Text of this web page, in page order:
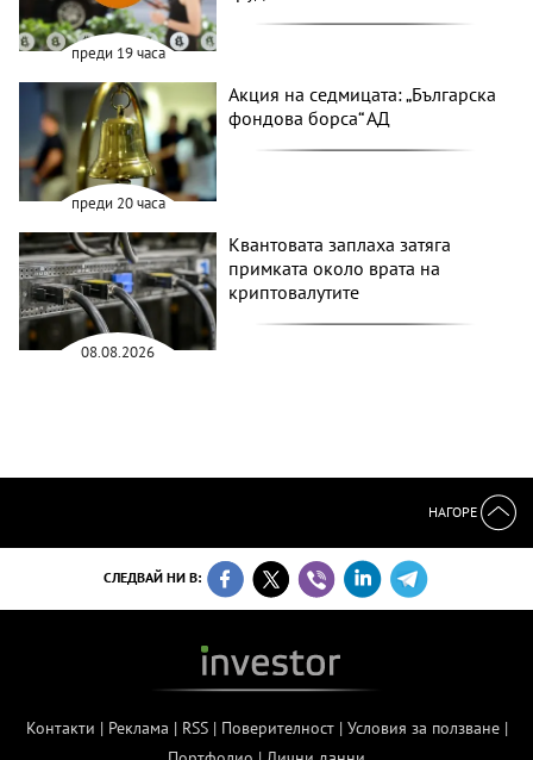
преди 19 часа
преди 20 часа
Акция на седмицата: „Българска
фондова борса“ АД
08.08.2026
Квантовата заплаха затяга
примката около врата на
криптовалутите
НАГОРЕ
СЛЕДВАЙ НИ В:
Контакти | Реклама | RSS| Поверителност| Условия за ползване|